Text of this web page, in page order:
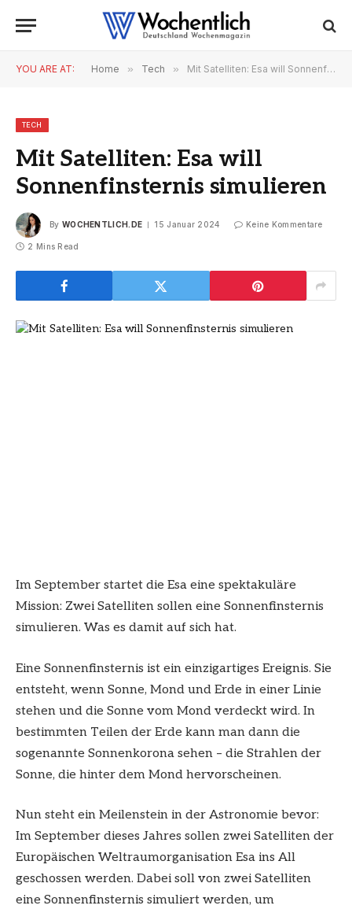
YOU ARE AT: Home » Tech » Mit Satelliten: Esa will Sonnenfinsternis simulieren
TECH
Mit Satelliten: Esa will
Sonnenfinsternis simulieren
By WOCHENTLICH.DE 15 Januar 2024 Keine Kommentare
2 Mins Read
Im September startet die Esa eine spektakuläre
Mission: Zwei Satelliten sollen eine Sonnenfinsternis
simulieren. Was es damit auf sich hat.
Eine Sonnenfinsternis ist ein einzigartiges Ereignis. Sie
entsteht, wenn Sonne, Mond und Erde in einer Linie
stehen und die Sonne vom Mond verdeckt wird. In
bestimmten Teilen der Erde kann man dann die
sogenannte Sonnenkorona sehen – die Strahlen der
Sonne, die hinter dem Mond hervorscheinen.
Nun steht ein Meilenstein in der Astronomie bevor:
Im September dieses Jahres sollen zwei Satelliten der
Europäischen Weltraumorganisation Esa ins All
geschossen werden. Dabei soll von zwei Satelliten
eine Sonnenfinsternis simuliert werden, um